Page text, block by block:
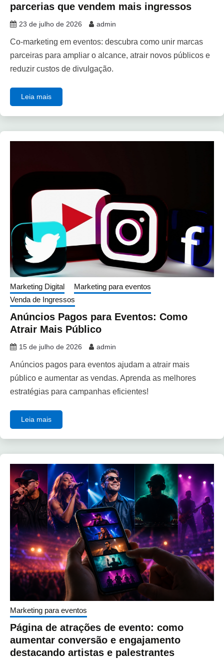
parcerias que vendem mais ingressos
23 de julho de 2026 admin
Co-marketing em eventos: descubra como unir marcas
parceiras para ampliar o alcance, atrair novos públicos e
reduzir custos de divulgação.
Leia mais
Marketing Digital
Marketing para eventos
Venda de Ingressos
Anúncios Pagos para Eventos: Como
Atrair Mais Público
15 de julho de 2026 admin
Anúncios pagos para eventos ajudam a atrair mais
público e aumentar as vendas. Aprenda as melhores
estratégias para campanhas eficientes!
Leia mais
Marketing para eventos
Página de atrações de evento: como
aumentar conversão e engajamento
destacando artistas e palestrantes